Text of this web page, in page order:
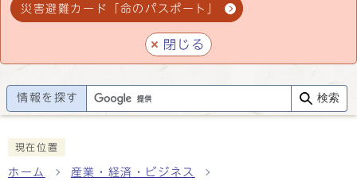
災害避難カード「命のパスポート」
閉じる
情報を探す 検索
現在位置
ホーム 産業・経済・ビジネス